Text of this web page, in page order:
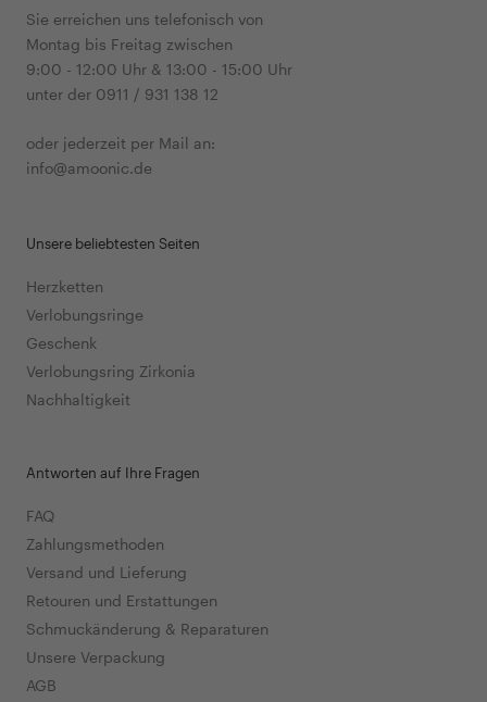
Sie erreichen uns telefonisch von
Montag bis Freitag zwischen
9:00 - 12:00 Uhr & 13:00 - 15:00 Uhr
unter der 0911 / 931 138 12
oder jederzeit per Mail an:
info@amoonic.de
Unsere beliebtesten Seiten
Herzketten
Verlobungsringe
Geschenk
Verlobungsring Zirkonia
Nachhaltigkeit
Antworten auf Ihre Fragen
FAQ
Zahlungsmethoden
Versand und Lieferung
Retouren und Erstattungen
Schmuckänderung & Reparaturen
Unsere Verpackung
AGB